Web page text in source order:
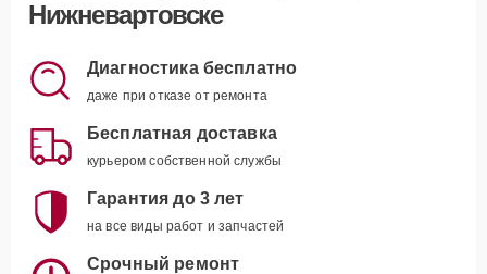
Нижневартовске
Диагностика бесплатно
даже при отказе от ремонта
Бесплатная доставка
курьером собственной службы
Гарантия до 3 лет
на все виды работ и запчастей
Срочный ремонт